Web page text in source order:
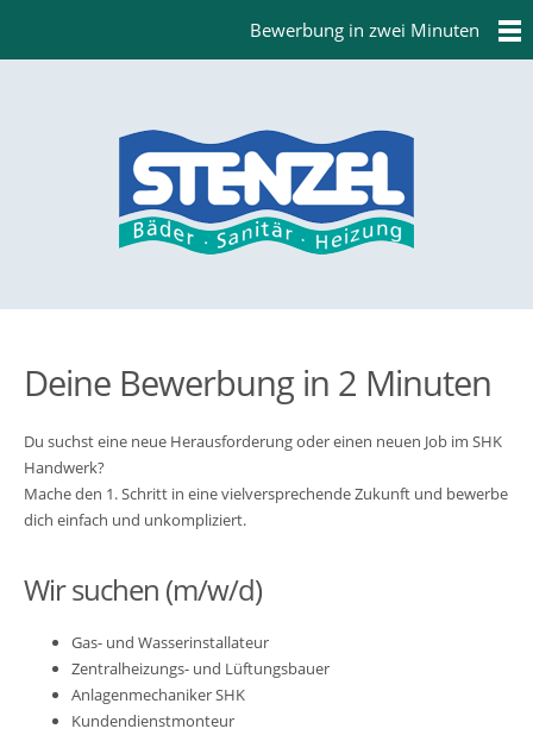
Bewerbung in zwei Minuten
Deine Bewerbung in 2 Minuten
Du suchst eine neue Herausforderung oder einen neuen Job im SHK
Handwerk?
Mache den 1. Schritt in eine vielversprechende Zukunft und bewerbe
dich einfach und unkompliziert.
Wir suchen (m/w/d)
Gas- und Wasserinstallateur
Zentralheizungs- und Lüftungsbauer
Anlagenmechaniker SHK
Kundendienstmonteur